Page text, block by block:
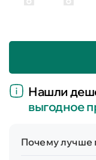
Нашли
выгодное
Почему лучше